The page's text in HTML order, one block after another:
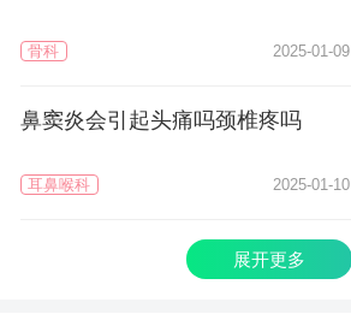
骨科 2025-01-09
鼻窦炎会引起头痛吗颈椎疼吗
耳鼻喉科 2025-01-10
展开更多